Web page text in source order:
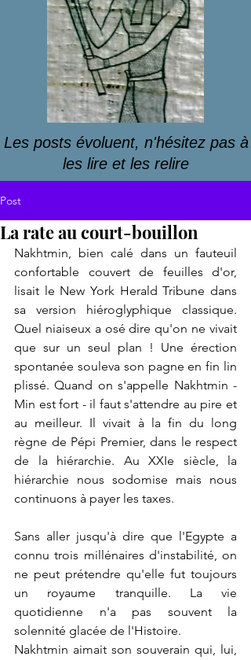
Les posts évoluent, n'hésitez pas à
les lire et les relire
Post
La rate au court-bouillon
Nakhtmin, bien calé dans un fauteuil
confortable couvert de feuilles d'or,
lisait le New York Herald Tribune dans
sa version hiéroglyphique classique.
Quel niaiseux a osé dire qu'on ne vivait
que sur un seul plan ! Une érection
spontanée souleva son pagne en fin lin
plissé. Quand on s'appelle Nakhtmin -
Min est fort - il faut s'attendre au pire et
au meilleur. Il vivait à la fin du long
règne de Pépi Premier, dans le respect
de la hiérarchie. Au XXIe siècle, la
hiérarchie nous sodomise mais nous
continuons à payer les taxes.
Sans aller jusqu'à dire que l'Egypte a
connu trois millénaires d'instabilité, on
ne peut prétendre qu'elle fut toujours
un royaume tranquille. La vie
quotidienne n'a pas souvent la
solennité glacée de l'Histoire.
Nakhtmin aimait son souverain qui, lui,